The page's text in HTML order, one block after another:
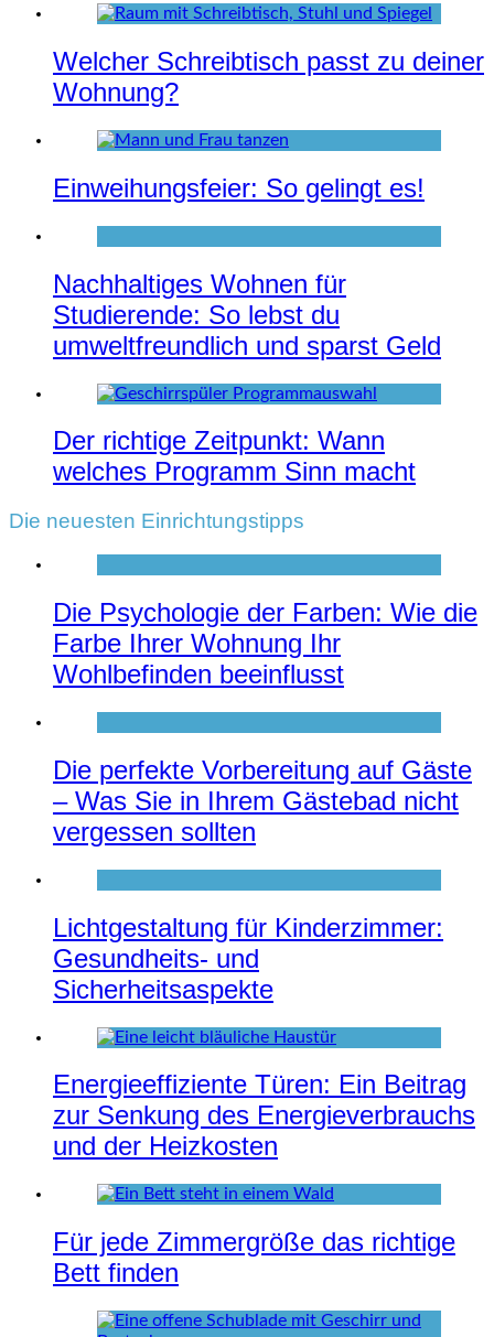
Welcher Schreibtisch passt zu deiner
Wohnung?
Einweihungsfeier: So gelingt es!
Nachhaltiges Wohnen für
Studierende: So lebst du
umweltfreundlich und sparst Geld
Der richtige Zeitpunkt: Wann
welches Programm Sinn macht
Die neuesten Einrichtungstipps
Die Psychologie der Farben: Wie die
Farbe Ihrer Wohnung Ihr
Wohlbefinden beeinflusst
Die perfekte Vorbereitung auf Gäste
– Was Sie in Ihrem Gästebad nicht
vergessen sollten
Lichtgestaltung für Kinderzimmer:
Gesundheits- und
Sicherheitsaspekte
Energieeffiziente Türen: Ein Beitrag
zur Senkung des Energieverbrauchs
und der Heizkosten
Für jede Zimmergröße das richtige
Bett finden